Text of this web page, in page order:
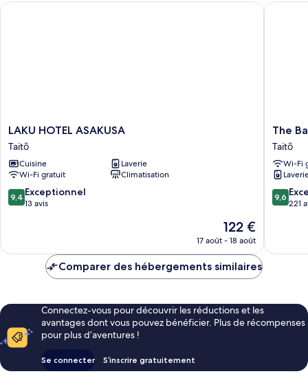
LAKU
HOTEL
ASAKUSA
Taitō
LAKU HOTEL ASAKUSA
Taitō
Cuisine
Laverie
Wi-Fi gratuit
Climatisation
9.4
sur
9,4 Exceptionnel
13 avis
Le
nouveau
est
de
122 €
17 août - 18 août
LAKU HOTEL ASAKUSA
The
Barn
Tokyo
Taitō
The
Taitō
Wi-Fi
9.6
sur
9,6
221
The
Comparer des hébergements similaires
Connectez-vous pour découvrir les réductions et les
avantages dont vous pouvez bénéficier. Plus de récompenses
pour plus d’aventures !
Se connecter S’inscrire gratuitement